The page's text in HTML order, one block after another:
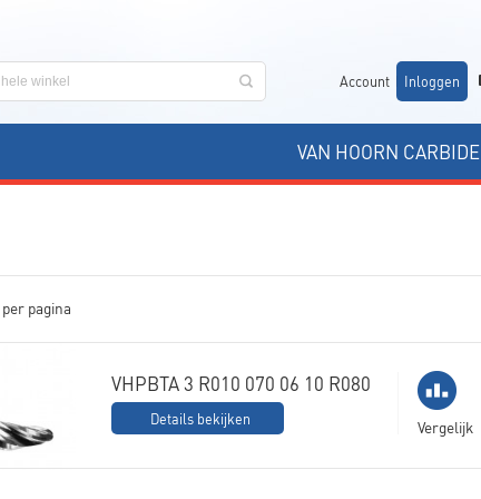
Account Inloggen
VAN HOORN CARBIDE
per pagina
VHPBTA 3 R010 070 06 10 R080
Details bekijken Vergelijk